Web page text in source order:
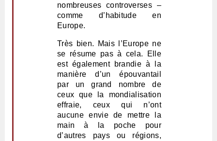
nombreuses controverses –
comme d’habitude en
Europe.
Très bien. Mais l’Europe ne
se résume pas à cela. Elle
est également brandie à la
manière d’un épouvantail
par un grand nombre de
ceux que la mondialisation
effraie, ceux qui n’ont
aucune envie de mettre la
main à la poche pour
d’autres pays ou régions,